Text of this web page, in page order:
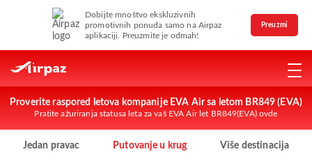
Dobijte mnoštvo ekskluzivnih
promotivnih ponuda samo na Airpaz
aplikaciji. Preuzmite je odmah!
Preuzmi
Proverite raspored letova kompanije EVA Air sa letom BR849 (EVA)
Pratite ažuriranja statusa leta za vaš EVA Air let BR849(EVA) ovde
Jedan pravac Putovanje u krug Više destinacija